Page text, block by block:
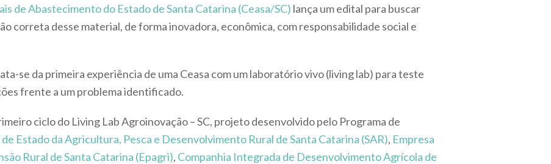
de Abastecimento do Estado de Santa Catarina (Ceasa/SC) lança um edital para buscar
correta desse material, de forma inovadora, econômica, com responsabilidade social e
se da primeira experiência de uma Ceasa com um laboratório vivo (living lab) para teste
frente a um problema identificado.
ciclo do Living Lab Agroinovação – SC, projeto desenvolvido pelo Programa de
Estado da Agricultura, Pesca e Desenvolvimento Rural de Santa Catarina (SAR), Empresa
Rural de Santa Catarina (Epagri), Companhia Integrada de Desenvolvimento Agrícola de